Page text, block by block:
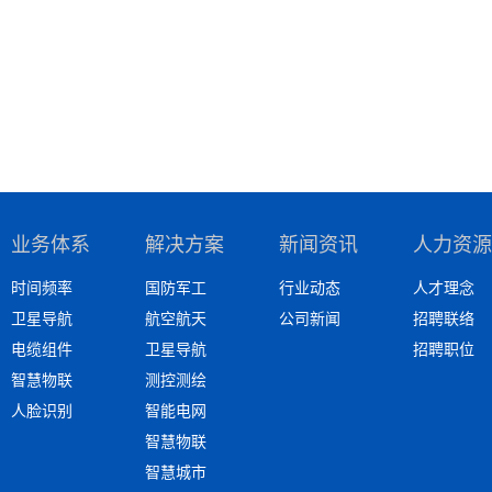
业务体系
时间频率
卫星导航
电缆组件
智慧物联
人脸识别
解决方案
国防军工
航空航天
卫星导航
测控测绘
智能电网
智慧物联
智慧城市
新闻资讯
行业动态
公司新闻
人力资源
人才理念
招聘联络
招聘职位